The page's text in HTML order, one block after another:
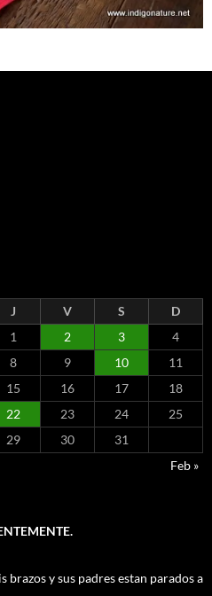
J V S
D
1
2 3
4
8 9 10
11
15 16 17
18
22 23 24
25
29 30
31
Feb »
brazos y sus padres estan parados a